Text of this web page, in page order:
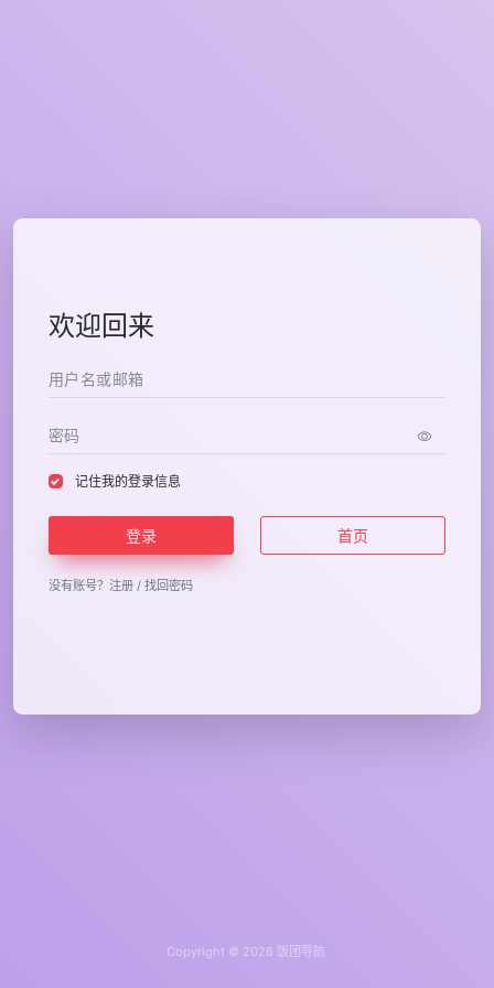
欢迎回来
记住我的登录信息
登录 首页
没有账号？ 注册 / 找回密码
Copyright © 2026 饭团导航